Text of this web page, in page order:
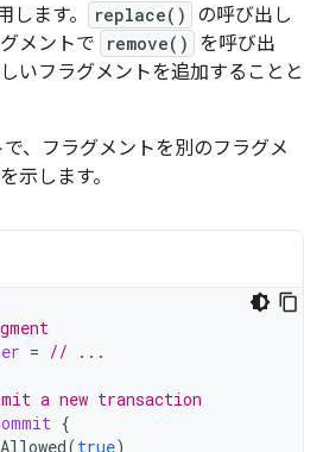
します。 replace()
の呼び出し
メントで
remove()
を呼び出
いフラグメントを追加することと
、フラグメントを別のフラグメ
示します。
= // ...
a new transaction
{
(true)